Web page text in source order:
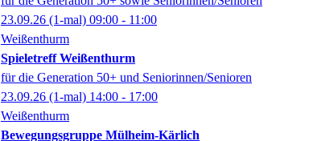
23.09.26 (1-mal) 09:00 - 11:00
Weißenthurm
Spieletreff Weißenthurm
für die Generation 50+ und Seniorinnen/Senioren
23.09.26 (1-mal) 14:00 - 17:00
Weißenthurm
Bewegungsgruppe Mülheim-Kärlich